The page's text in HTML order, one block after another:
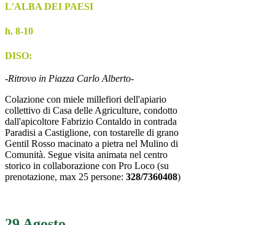
L'ALBA DEI PAESI
h. 8-10
DISO:
-Ritrovo in Piazza Carlo Alberto-
Colazione con miele millefiori dell'apiario
collettivo di Casa delle Agriculture, condotto
dall'apicoltore Fabrizio Contaldo in contrada
Paradisi a Castiglione, con tostarelle di grano
Gentil Rosso macinato a pietra nel Mulino di
Comunità. Segue visita animata nel centro
storico in collaborazione con Pro Loco (su
prenotazione, max 25 persone: 328/7360408)